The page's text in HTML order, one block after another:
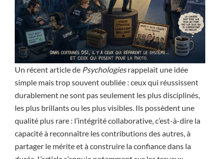
Un récent article de Psychologiesrappelait une idée
simple mais trop souvent oubliée : ceux qui réussissent
durablement ne sont pas seulement les plus disciplinés,
les plus brillants ou les plus visibles. Ils possèdent une
qualité plus rare : l’intégrité collaborative, c’est-à-dire la
capacité à reconnaître les contributions des autres, à
partager le mérite et à construire la confiance dans la